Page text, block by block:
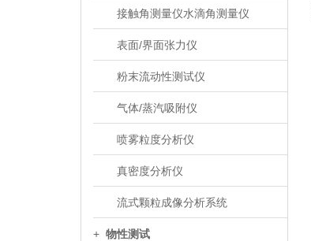
接触角测量仪水滴角测量仪
表面/界面张力仪
粉末流动性测试仪
气体/蒸汽吸附仪
喷雾粒度分析仪
真密度分析仪
流式颗粒成像分析系统
+ 物性测试